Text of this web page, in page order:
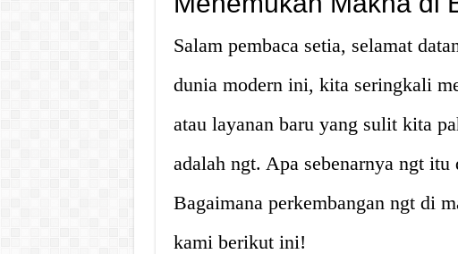
Salam pembaca setia, selamat
dunia modern ini, kita seringkali
atau layanan baru yang sulit kita
adalah ngt. Apa sebenarnya ngt itu
Bagaimana perkembangan ngt di
kami berikut ini!